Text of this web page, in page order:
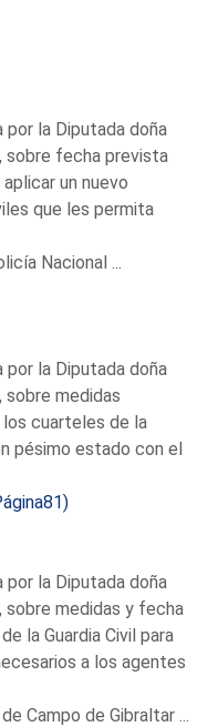
la Diputada doña
sobre fecha prevista
un nuevo
que les permita
Nacional ...
la Diputada doña
sobre medidas
los cuarteles de la
pésimo estado con el
la Diputada doña
sobre medidas y fecha
la Guardia Civil para
a los agentes
Campo de Gibraltar ...